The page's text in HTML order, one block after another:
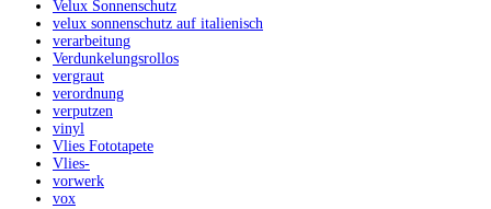
Velux Sonnenschutz
velux sonnenschutz auf italienisch
verarbeitung
Verdunkelungsrollos
vergraut
verordnung
verputzen
vinyl
Vlies Fototapete
Vlies-
vorwerk
vox